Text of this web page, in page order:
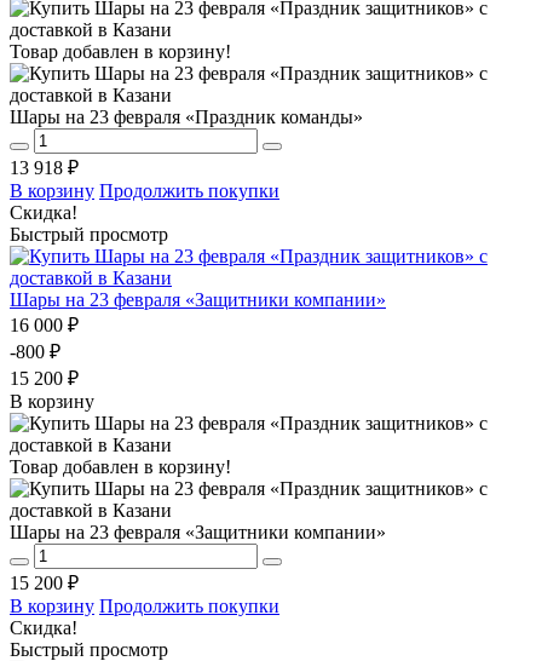
Товар добавлен в корзину!
Шары на 23 февраля «Праздник команды»
13 918 ₽
В корзину Продолжить покупки
Скидка!
Быстрый просмотр
Шары на 23 февраля «Защитники компании»
16 000 ₽
-800 ₽
15 200 ₽
В корзину
Товар добавлен в корзину!
Шары на 23 февраля «Защитники компании»
15 200 ₽
В корзину Продолжить покупки
Скидка!
Быстрый просмотр